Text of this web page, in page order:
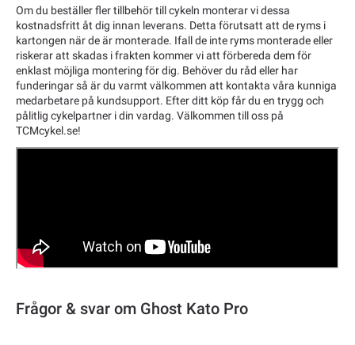
Om du beställer fler tillbehör till cykeln monterar vi dessa
kostnadsfritt åt dig innan leverans. Detta förutsatt att de ryms i
kartongen när de är monterade. Ifall de inte ryms monterade eller
riskerar att skadas i frakten kommer vi att förbereda dem för
enklast möjliga montering för dig. Behöver du råd eller har
funderingar så är du varmt välkommen att kontakta våra kunniga
medarbetare på kundsupport. Efter ditt köp får du en trygg och
pålitlig cykelpartner i din vardag. Välkommen till oss på
TCMcykel.se!
Frågor & svar om Ghost Kato Pro